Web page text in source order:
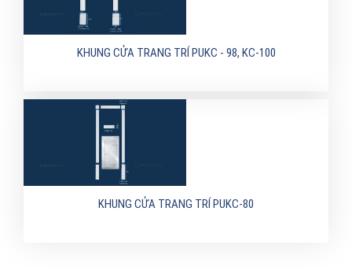
KHUNG CỬA TRANG TRÍ PUKC - 98, KC-100
KHUNG CỬA TRANG TRÍ PUKC-80